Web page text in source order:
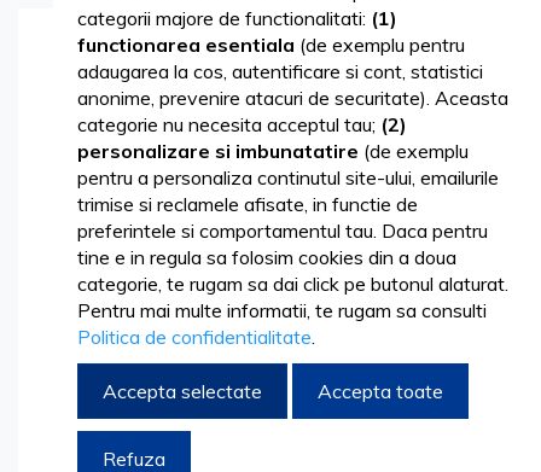
Skip
the
end
the
images
gallery
categorii majore de functionalitati: (1)
functionarea esentiala (de exemplu pentru
adaugarea la cos, autentificare si cont, statistici
anonime, prevenire atacuri de securitate). Aceasta
categorie nu necesita acceptul tau; (2)
personalizare si imbunatatire (de exemplu
pentru a personaliza continutul site-ului, emailurile
trimise si reclamele afisate, in functie de
preferintele si comportamentul tau. Daca pentru
tine e in regula sa folosim cookies din a doua
categorie, te rugam sa dai click pe butonul alaturat.
Pentru mai multe informatii, te rugam sa consulti
Politica de confidentialitate.
Accepta selectate Accepta toate
Refuza